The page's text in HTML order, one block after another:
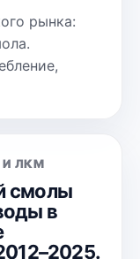
рынка:
И ЛКМ
смолы
в